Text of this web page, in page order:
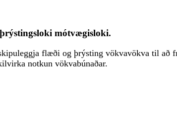
mótvægisloki.
flæði og þrýsting vökvavökva til að
notkun vökvabúnaðar.